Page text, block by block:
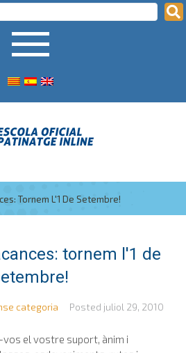
Tornem L'1 De Setembre!
tornem l'1 de
categoria Posted juliol 29, 2010
el vostre suport, ànim i